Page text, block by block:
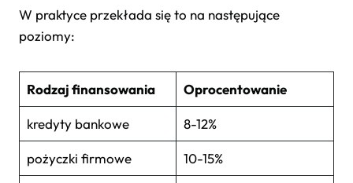
W praktyce przekłada się to na następujące
poziomy:
Rodzaj finansowania Oprocentowanie
kredyty bankowe 8-12%
pożyczki firmowe 10-15%